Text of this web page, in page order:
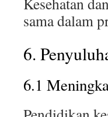
sama dalam
6.
6.1